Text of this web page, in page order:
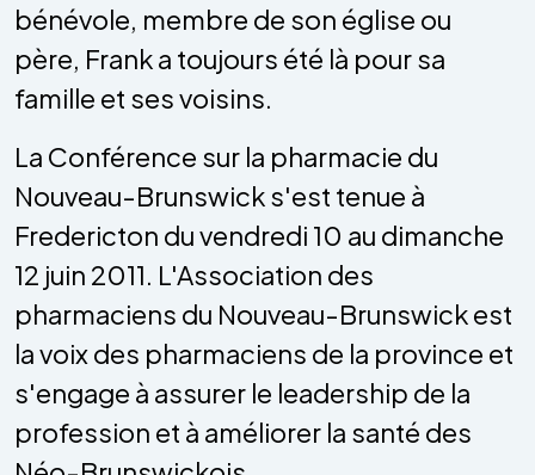
bénévole, membre de son église ou
père, Frank a toujours été là pour sa
famille et ses voisins.
La Conférence sur la pharmacie du
Nouveau-Brunswick s'est tenue à
Fredericton du vendredi 10 au dimanche
12 juin 2011. L'Association des
pharmaciens du Nouveau-Brunswick est
la voix des pharmaciens de la province et
s'engage à assurer le leadership de la
profession et à améliorer la santé des